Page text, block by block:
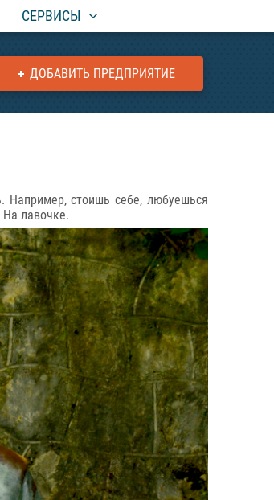
СЕРВИСЫ
ДОБАВИТЬ ПРЕДПРИЯТИЕ
стоишь себе, любуешься
лавочке.